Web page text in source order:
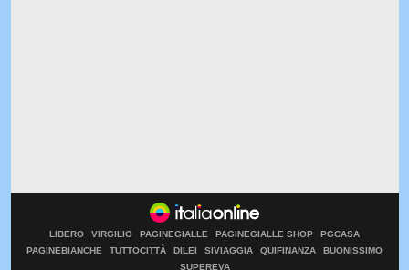
LIBERO VIRGILIO PAGINEGIALLE PAGINEGIALLE SHOP
PGCASA
PAGINEBIANCHE
TUTTOCITTÀ DILEI SIVIAGGIA QUIFINANZA
BUONISSIMO
SUPEREVA